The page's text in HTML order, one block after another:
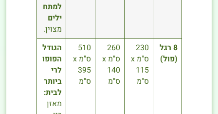
למתח
ילים
מצוין.
8 רגל
(פול)
230
ס"מ x
115
ס"מ
260
ס"מ x
140
ס"מ
510
ס"מ x
395
ס"מ
הגודל
הפופו
לרי
ביותר
לבית:
מאזן